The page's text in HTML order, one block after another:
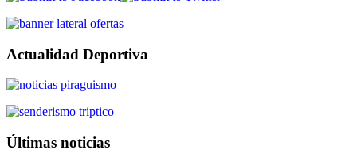
Actualidad Deportiva
Últimas noticias